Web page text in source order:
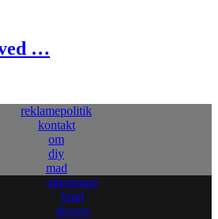
reklamepolitik
kontakt
om
diy
mad
aftensmad
brød
dessert